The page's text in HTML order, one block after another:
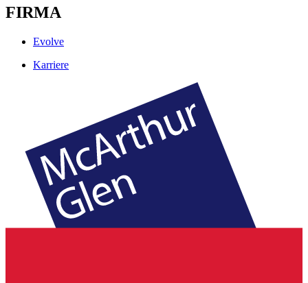
FIRMA
Evolve
Karriere